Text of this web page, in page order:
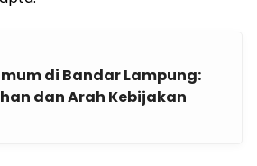
di Bandar Lampung:
dan Arah Kebijakan